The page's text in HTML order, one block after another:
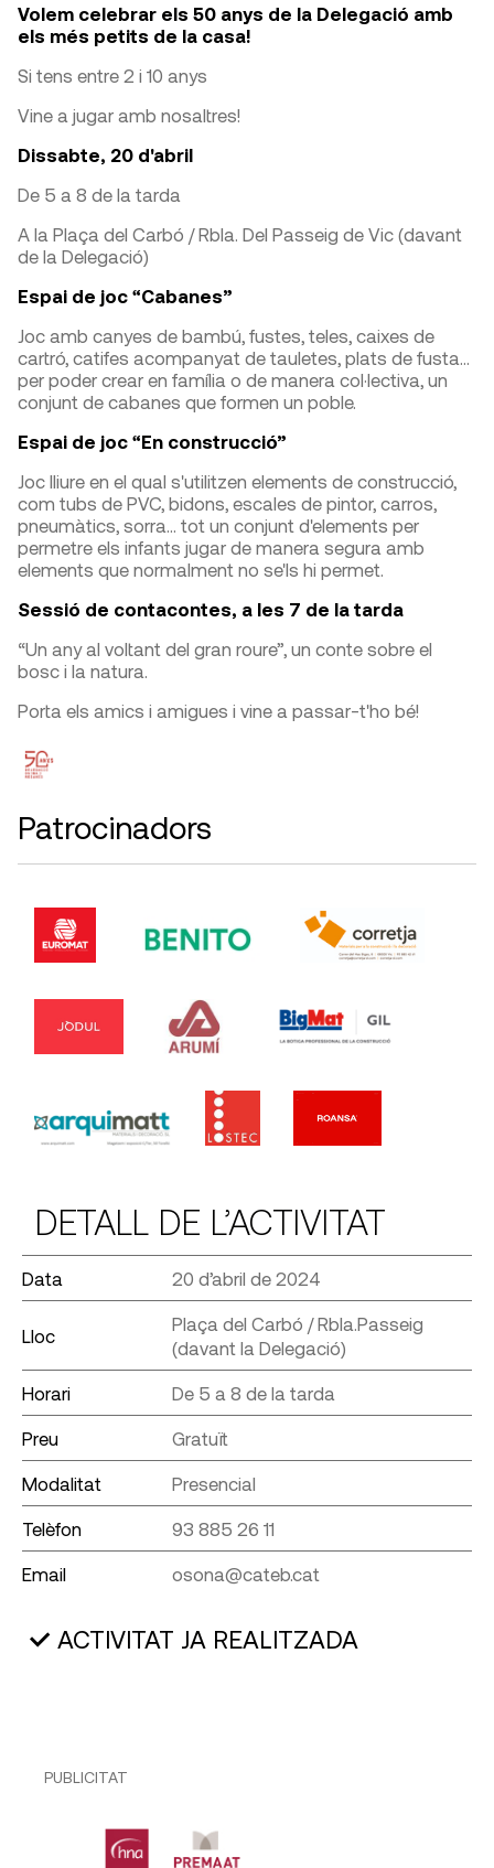
Volem celebrar els 50 anys de la Delegació amb
els més petits de la casa!
Si tens entre 2 i 10 anys
Vine a jugar amb nosaltres!
Dissabte, 20 d'abril
De 5 a 8 de la tarda
A la Plaça del Carbó / Rbla. Del Passeig de Vic (davant
de la Delegació)
Espai de joc “Cabanes”
Joc amb canyes de bambú, fustes, teles, caixes de
cartró, catifes acompanyat de tauletes, plats de fusta...
per poder crear en família o de manera col·lectiva, un
conjunt de cabanes que formen un poble.
Espai de joc “En construcció”
Joc lliure en el qual s'utilitzen elements de construcció,
com tubs de PVC, bidons, escales de pintor, carros,
pneumàtics, sorra... tot un conjunt d'elements per
permetre els infants jugar de manera segura amb
elements que normalment no se'ls hi permet.
Sessió de contacontes, a les 7 de la tarda
“Un any al voltant del gran roure”, un conte sobre el
bosc i la natura.
Porta els amics i amigues i vine a passar-t'ho bé!
Patrocinadors
DETALL DE L’ACTIVITAT
Data 20 d’abril de 2024
Lloc
Plaça del Carbó / Rbla.Passeig
(davant la Delegació)
Horari De 5 a 8 de la tarda
Preu Gratuït
Modalitat Presencial
Telèfon 93 885 26 11
Email osona@cateb.cat
ACTIVITAT JA REALITZADA
PUBLICITAT